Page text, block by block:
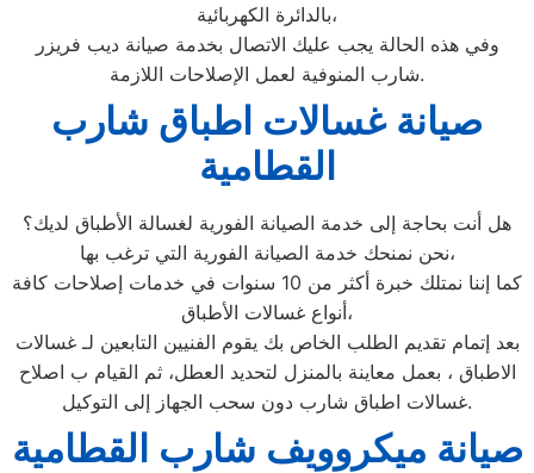
بالدائرة الكهربائية،
وفي هذه الحالة يجب عليك الاتصال بخدمة صيانة ديب فريزر
شارب المنوفية لعمل الإصلاحات اللازمة.
صيانة غسالات اطباق شارب
القطامية
هل أنت بحاجة إلى خدمة الصيانة الفورية لغسالة الأطباق لديك؟
نحن نمنحك خدمة الصيانة الفورية التي ترغب بها،
كما إننا نمتلك خبرة أكثر من 10 سنوات في خدمات إصلاحات كافة
أنواع غسالات الأطباق،
بعد إتمام تقديم الطلب الخاص بك يقوم الفنيين التابعين لـ غسالات
الاطباق ، بعمل معاينة بالمنزل لتحديد العطل، ثم القيام ب اصلاح
غسالات اطباق شارب دون سحب الجهاز إلى التوكيل.
صيانة ميكروويف شارب القطامية